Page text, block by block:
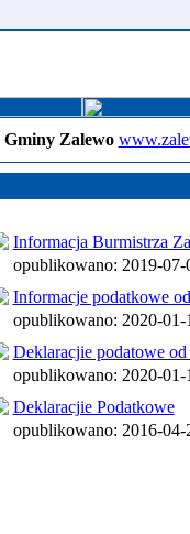
Gminy Zalewo
Informacja Burmistrza
opublikowano: 2019-
Informacje podatkowe
opublikowano: 2020-
Deklaracjie podatowe
opublikowano: 2020-
Deklaracjie Podatkowe
opublikowano: 2016-